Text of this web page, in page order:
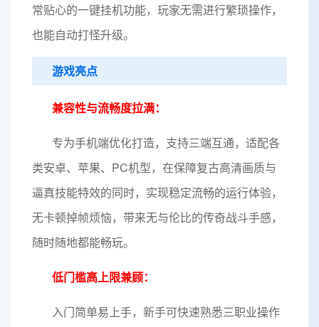
常贴心的一键挂机功能，玩家无需进行繁琐操作，
也能自动打怪升级。
游戏亮点
兼容性与流畅度拉满：
专为手机端优化打造，支持三端互通，适配各
类安卓、苹果、PC机型，在保障复古高清画质与
逼真技能特效的同时，实现稳定流畅的运行体验，
无卡顿掉帧烦恼，带来无与伦比的传奇战斗手感，
随时随地都能畅玩。
低门槛高上限兼顾：
入门简单易上手，新手可快速熟悉三职业操作